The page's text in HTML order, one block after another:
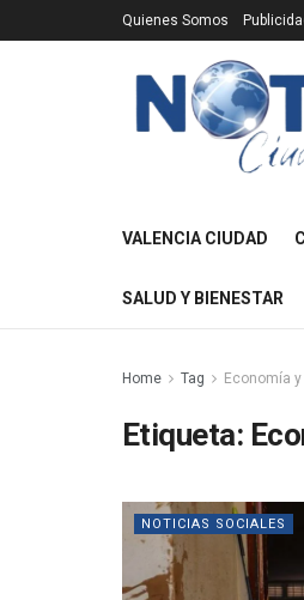
Quienes Somos
VALENCIA CIUDAD
SALUD Y BIENESTAR
Home Tag Economía
Etiqueta:
NOTICIAS SOCIALES